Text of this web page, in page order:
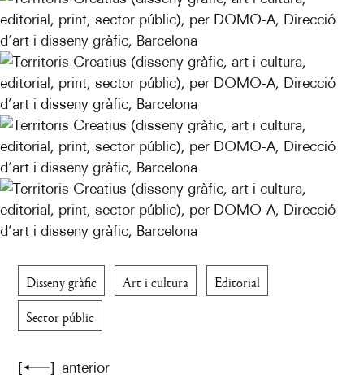
Disseny gràfic Art i cultura
Editorial
Sector públic
[ ] anterior